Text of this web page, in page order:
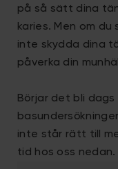
på så sätt dina
karies. Men om
inte skydda dina
påverka din
Börjar det bli
inte står rätt till
tid hos oss nedan.